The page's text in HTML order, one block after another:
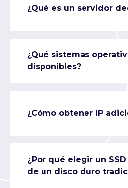
¿Qué es un servidor
¿Qué sistemas
disponibles?
¿Cómo obtener IP
¿Por qué elegir un
de un disco duro